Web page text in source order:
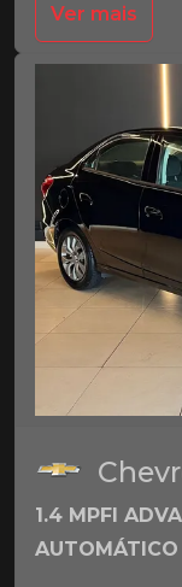
Ver mais
1.4 MPFI
AUTOMÁTICO